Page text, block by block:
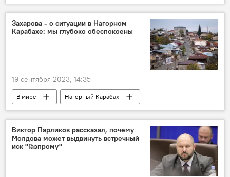
Партия "Возрождение"
Мария Захарова
Захарова - о ситуации в Нагорном
Карабахе: мы глубоко обеспокоены
19 сентября 2023, 14:35
В мире
Нагорный Карабах
Мария Захарова
МИД РФ
Политика
Виктор Парликов рассказал, почему
Молдова может выдвинуть встречный
иск "Газпрому"